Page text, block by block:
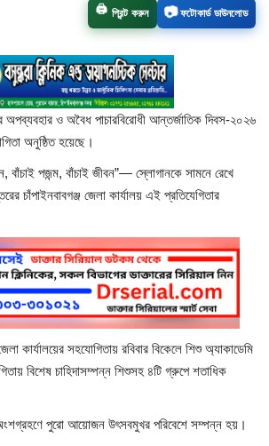
🖨️ প্রিন্ট করুন 📷 ফটোকার্ড ডাউনলোড
অপব্যবহার ও অবৈধ পাচারবিরোধী আন্তর্জাতিক দিবস-২০২৬
অনুষ্ঠিত হয়েছে।
বাঁচাই পজন্ম, বাঁচাই জীবন”— স্লোগানকে সামনে রেখে
চাঁপাইনবাবগঞ্জ জেলা কার্যালয় এই প্রতিযেগিতার
কার্যালয়ের সহযোগিতায় রবিবার বিকেলে শিশু অ্যাকাডেমি
বিশেষ চাহিদাসম্পন্ন শিশুসহ ৪টি গ্রুপে শতাধিক
পুরো আয়োজন উৎসবমুখর পরিবেশে সম্পন্ন হয়।